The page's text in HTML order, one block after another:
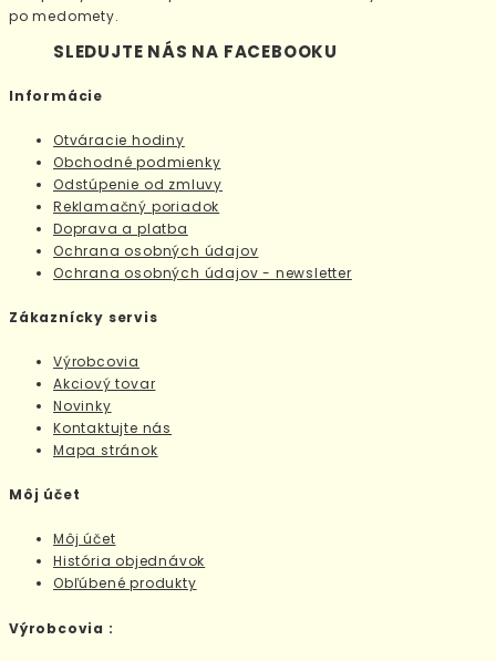
po medomety.
SLEDUJTE NÁS NA FACEBOOKU
Informácie
Otváracie hodiny
Obchodné podmienky
Odstúpenie od zmluvy
Reklamačný poriadok
Doprava a platba
Ochrana osobných údajov
Ochrana osobných údajov - newsletter
Zákaznícky servis
Výrobcovia
Akciový tovar
Novinky
Kontaktujte nás
Mapa stránok
Môj účet
Môj účet
História objednávok
Obľúbené produkty
Výrobcovia :